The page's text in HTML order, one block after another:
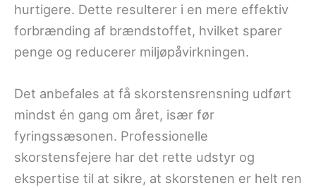
hurtigere. Dette resulterer i en mere effektiv
forbrænding af brændstoffet, hvilket sparer
penge og reducerer miljøpåvirkningen.
Det anbefales at få skorstensrensning udført
mindst én gang om året, især før
fyringssæsonen. Professionelle
skorstensfejere har det rette udstyr og
ekspertise til at sikre, at skorstenen er helt ren